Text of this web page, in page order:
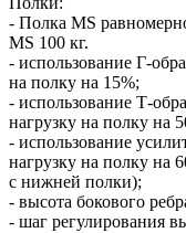
- Полка MS
MS 100 кг.
- использование Г-
на полку на 15%;
- использование Т-
нагрузку на полку на
- использование
нагрузку на полку на
с нижней полки);
- высота бокового
- шаг регулирования